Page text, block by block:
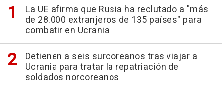
La UE afirma que Rusia ha reclutado a "más
de 28.000 extranjeros de 135 países" para
combatir en Ucrania
Detienen a seis surcoreanos tras viajar a
Ucrania para tratar la repatriación de
soldados norcoreanos